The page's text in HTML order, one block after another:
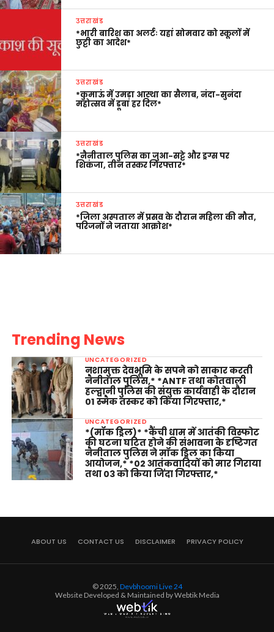
उत्तराखंड
*भारी बारिश का अलर्टः यहां सोमवार को स्कूलों में
छुट्टी का आदेश*
उत्तराखंड
*कुमाऊं में उमड़ा आस्था का सैलाब, नंदा-सुनंदा
महोत्सव में डूबा हर दिल*
उत्तराखंड
*नैनीताल पुलिस का जुआ-सट्टे और ड्रग्स पर
शिकंजा, तीन तस्कर गिरफ्तार*
उत्तराखंड
*जिला अस्पताल में प्रसव के दौरान महिला की मौत,
परिजनों ने जताया आक्रोश*
Trending News
UNCATEGORIZED
नशामुक्त देवभूमि के सपने को साकार करती
नैनीताल पुलिस,* *ANTF तथा कोतवाली
हल्द्वानी पुलिस की संयुक्त कार्यवाही के दौरान
01 स्मैक तस्कर को किया गिरफ्तार,*
UNCATEGORIZED
*(मॉक ड्रिल)* *कैंची धाम में आतंकी विस्फोट
की घटना घटित होने की संभावना के दृष्टिगत
नैनीताल पुलिस ने मॉक ड्रिल का किया
आयोजन,* *02 आतंकवादियों को मार गिराया
तथा 03 को किया जिंदा गिरफ्तार,*
ABOUT US CONTACT US DISCLAIMER PRIVACY POLICY
© 2025, Devbhoomi Live 24
Website Developed & Maintained by Webtik Media